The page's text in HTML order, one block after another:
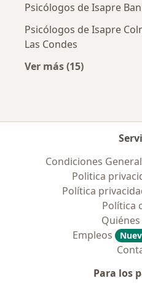
Psicólogos de Isapre
Psicólogos de Isapre
Las Condes
Ver más (15)
Condiciones
Politica
Política
Política
Empleos
Para los